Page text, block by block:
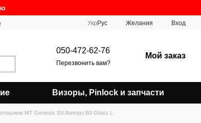
Укр Рус Желания Вход
050-472-62-76
Перезвонить вам?
Мой заказ
Визоры, Pinlock и запчасти
MT Genesis SV Atempo B3 Gloss L